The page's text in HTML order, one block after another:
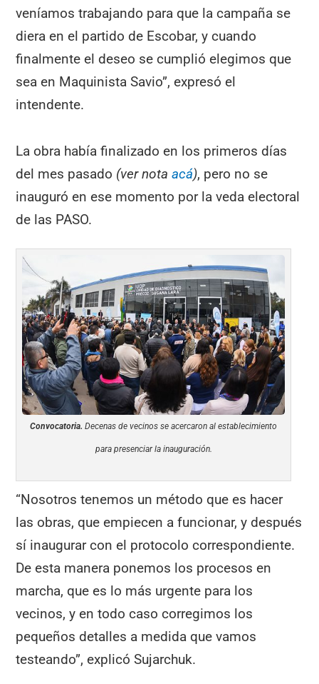
veníamos trabajando para que la campaña se
diera en el partido de Escobar, y cuando
finalmente el deseo se cumplió elegimos que
sea en Maquinista Savio”, expresó el
intendente.
La obra había finalizado en los primeros días
del mes pasado (ver notaacá), pero no se
inauguró en ese momento por la veda electoral
de las PASO.
Convocatoria. Decenas de vecinos se acercaron al establecimiento
para presenciar la inauguración.
“Nosotros tenemos un método que es hacer
las obras, que empiecen a funcionar, y después
sí inaugurar con el protocolo correspondiente.
De esta manera ponemos los procesos en
marcha, que es lo más urgente para los
vecinos, y en todo caso corregimos los
pequeños detalles a medida que vamos
testeando”, explicó Sujarchuk.